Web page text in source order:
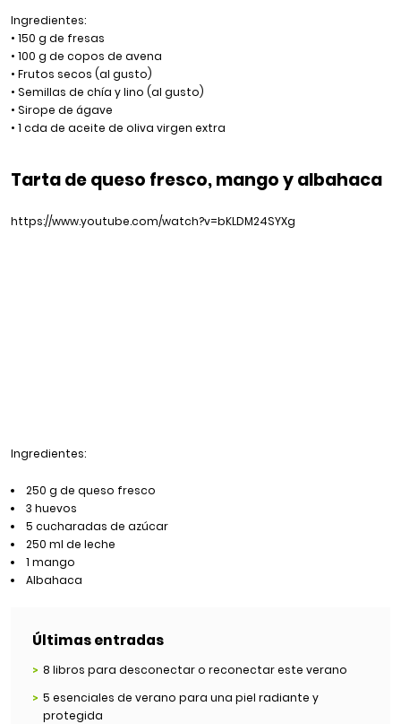
Ingredientes:
• 150 g de fresas
• 100 g de copos de avena
• Frutos secos (al gusto)
• Semillas de chía y lino (al gusto)
• Sirope de ágave
• 1 cda de aceite de oliva virgen extra
Tarta de queso fresco, mango y albahaca
https://www.youtube.com/watch?v=bKLDM24SYXg
Ingredientes:
250 g de queso fresco
3 huevos
5 cucharadas de azúcar
250 ml de leche
1 mango
Albahaca
Últimas entradas
8 libros para desconectar o reconectar este verano
5 esenciales de verano para una piel radiante y
protegida